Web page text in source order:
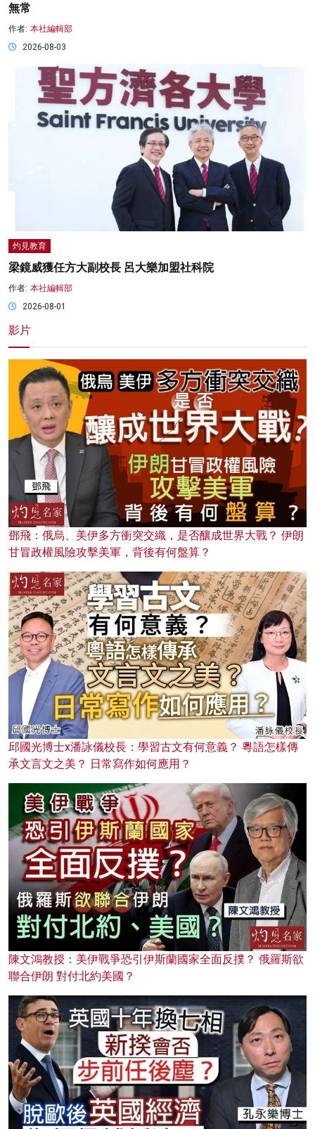
無常
作者: 本社編輯部
2026-08-03
灼見教育
梁鏡威獲任方大副校長 呂大樂加盟社科院
作者: 本社編輯部
2026-08-01
影片
鄧飛：俄烏、美伊多方衝突交織，是否釀成世界大戰？ 伊朗
甘冒政權風險攻擊美軍，背後有何盤算？
邱國光博士x潘詠儀校長：學習古文有何意義？ 粵語怎樣傳
承文言文之美？ 日常寫作如何應用？
陳文鴻教授：美伊戰爭恐引伊斯蘭國家全面反撲？ 俄羅斯欲
聯合伊朗 對付北約美國？